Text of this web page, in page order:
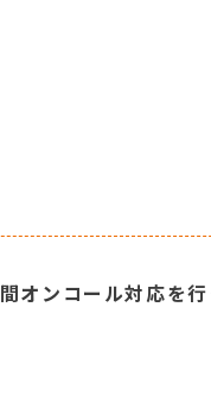
オンコール対応を